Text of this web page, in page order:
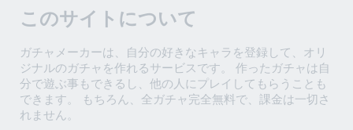
このサイトについて
ガチャメーカーは、自分の好きなキャラを登録して、オリ
ジナルのガチャを作れるサービスです。 作ったガチャは自
分で遊ぶ事もできるし、他の人にプレイしてもらうことも
できます。 もちろん、全ガチャ完全無料で、課金は一切さ
れません。